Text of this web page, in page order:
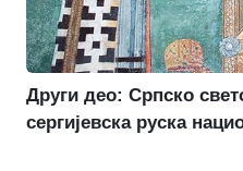
Други део: Српско
сергијевска руска